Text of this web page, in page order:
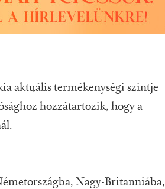
aktuális termékenységi szintje
hozzátartozik, hogy a
Nagy-Britanniába,